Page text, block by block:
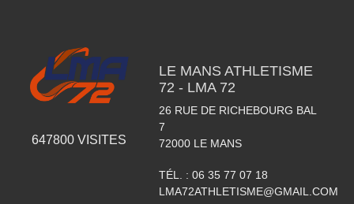
647800 VISITES
LE MANS ATHLETISME
72 - LMA 72
26 RUE DE RICHEBOURG BAL
7
72000 LE MANS
TÉL. : 06 35 77 07 18
LMA72ATHLETISME@GMAIL.COM